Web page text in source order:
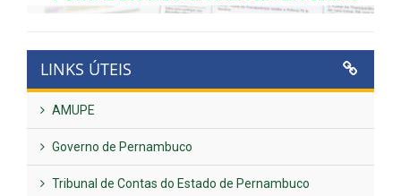
LINKS ÚTEIS
AMUPE
Governo de Pernambuco
Tribunal de Contas do Estado de Pernambuco